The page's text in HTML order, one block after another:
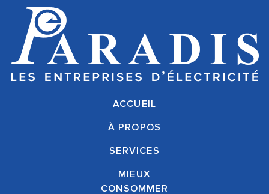
ACCUEIL
À PROPOS
SERVICES
MIEUX
CONSOMMER